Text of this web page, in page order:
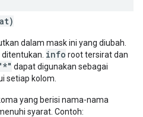
dalam mask ini yang diubah.
info root tersirat dan
dapat digunakan sebagai
setiap kolom.
yang berisi nama-nama
syarat. Contoh: